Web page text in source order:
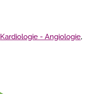
Kardiologie - Angiologie,